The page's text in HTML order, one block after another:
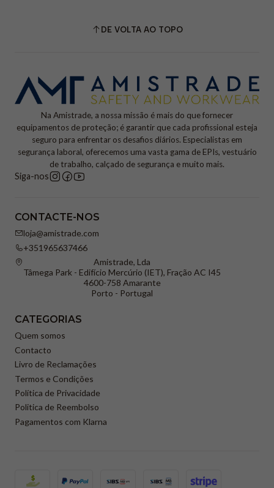
DE VOLTA AO TOPO
Na Amistrade, a nossa missão é mais do que fornecer
equipamentos de proteção; é garantir que cada profissional esteja
seguro para enfrentar os desafios diários. Especialistas em
segurança laboral, oferecemos uma vasta gama de EPIs, vestuário
de trabalho, calçado de segurança e muito mais.
Siga-nos
CONTACTE-NOS
loja@amistrade.com
+351965637466
Amistrade, Lda
Tâmega Park - Edifício Mercúrio (IET), Fração AC I45
4600-758 Amarante
Porto - Portugal
CATEGORIAS
Quem somos
Contacto
Livro de Reclamações
Termos e Condições
Política de Privacidade
Politica de Reembolso
Pagamentos com Klarna